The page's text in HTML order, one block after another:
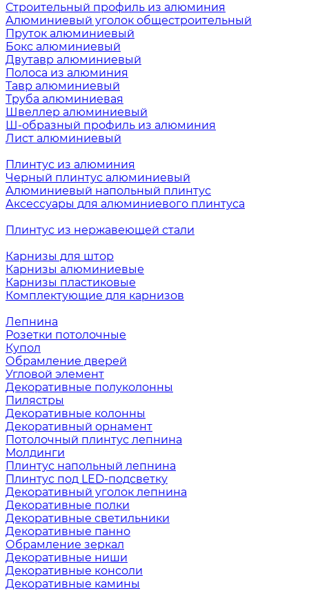
Строительный профиль из алюминия
Алюминиевый уголок общестроительный
Пруток алюминиевый
Бокс алюминиевый
Двутавр алюминиевый
Полоса из алюминия
Тавр алюминиевый
Труба алюминиевая
Швеллер алюминиевый
Ш-образный профиль из алюминия
Лист алюминиевый
Плинтус из алюминия
Черный плинтус алюминиевый
Алюминиевый напольный плинтус
Аксессуары для алюминиевого плинтуса
Плинтус из нержавеющей стали
Карнизы для штор
Карнизы алюминиевые
Карнизы пластиковые
Комплектующие для карнизов
Лепнина
Розетки потолочные
Купол
Обрамление дверей
Угловой элемент
Декоративные полуколонны
Пилястры
Декоративные колонны
Декоративный орнамент
Потолочный плинтус лепнина
Молдинги
Плинтус напольный лепнина
Плинтус под LED-подсветку
Декоративный уголок лепнина
Декоративные полки
Декоративные светильники
Декоративные панно
Обрамление зеркал
Декоративные ниши
Декоративные консоли
Декоративные камины